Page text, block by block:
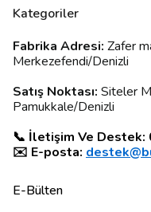
Kategoriler
Fabrika Adresi: Zafer
Merkezefendi/Denizli
Satış Noktası: Siteler
Pamukkale/Denizli
📞 İletişim Ve Destek:
✉️ E-posta:
E-Bülten